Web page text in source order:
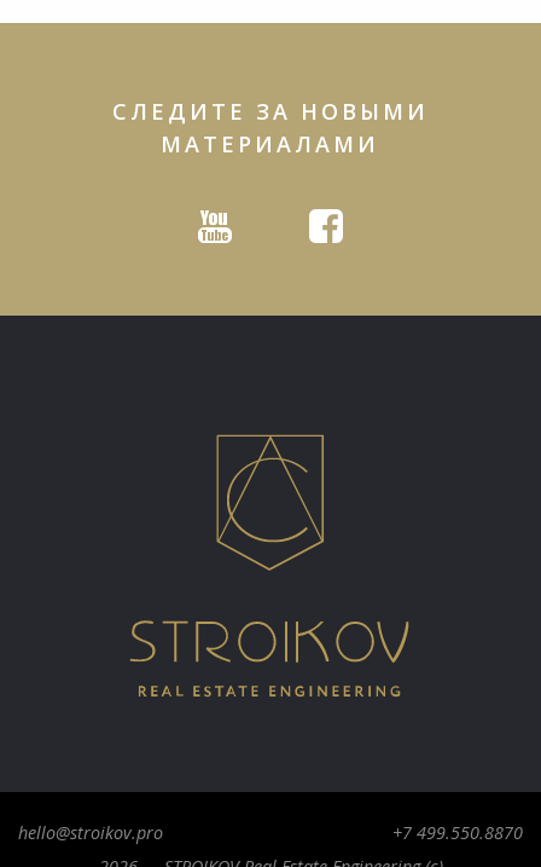
СЛЕДИТЕ ЗА НОВЫМИ
МАТЕРИАЛАМИ
Youtube Facebook
hello@stroikov.pro
+7 499.550.8870